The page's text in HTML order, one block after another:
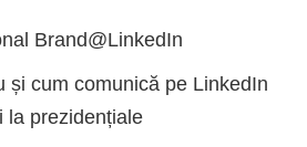
Brand@LinkedIn
și cum comunică pe LinkedIn
la prezidențiale